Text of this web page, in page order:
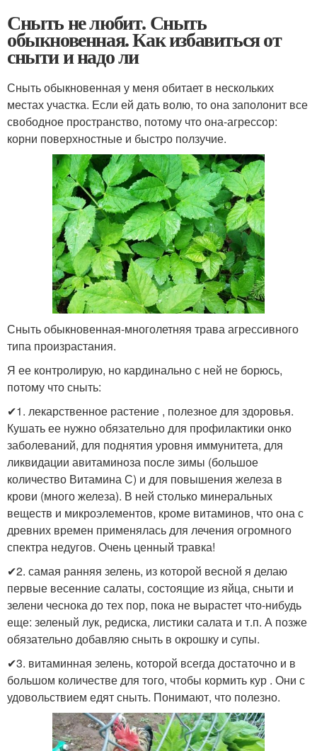
Сныть не любит. Сныть
обыкновенная. Как избавиться от
сныти и надо ли
Сныть обыкновенная у меня обитает в нескольких
местах участка. Если ей дать волю, то она заполонит все
свободное пространство, потому что она-агрессор:
корни поверхностные и быстро ползучие.
Сныть обыкновенная-многолетняя трава агрессивного
типа произрастания.
Я ее контролирую, но кардинально с ней не борюсь,
потому что сныть:
✔1. лекарственное растение , полезное для здоровья.
Кушать ее нужно обязательно для профилактики онко
заболеваний, для поднятия уровня иммунитета, для
ликвидации авитаминоза после зимы (большое
количество Витамина С) и для повышения железа в
крови (много железа). В ней столько минеральных
веществ и микроэлементов, кроме витаминов, что она с
древних времен применялась для лечения огромного
спектра недугов. Очень ценный травка!
✔2. самая ранняя зелень, из которой весной я делаю
первые весенние салаты, состоящие из яйца, сныти и
зелени чеснока до тех пор, пока не вырастет что-нибудь
еще: зеленый лук, редиска, листики салата и т.п. А позже
обязательно добавляю сныть в окрошку и супы.
✔3. витаминная зелень, которой всегда достаточно и в
большом количестве для того, чтобы кормить кур . Они с
удовольствием едят сныть. Понимают, что полезно.